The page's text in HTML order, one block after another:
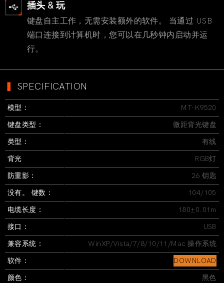
插头 & 玩
键盘自主工作，无需安装额外的软件。 当通过 USB
端口连接到计算机时，您可以在几秒钟内启动并运
行。
SPECIFICATION
模型：
MT-K9520
键盘类型：
微距背光键盘
类型：
有线
背光
RGB灯
防重影：
26 钥匙
没有。 键数：
104/105
电缆长度：
180±0.01m
接口：
USB
兼容系统：
WinXP/Vista/7/8/10/11/Mac 操作系统
软件：
DOWNLOAD
颜色：
黑色